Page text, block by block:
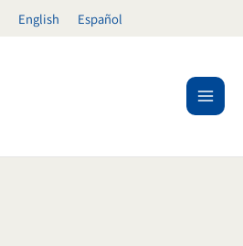
English Español